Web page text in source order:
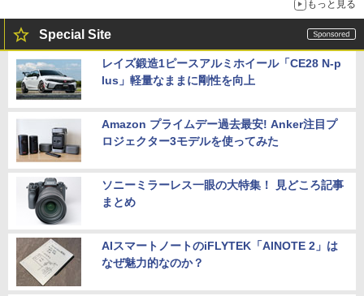
もっと見る
Special Site
レイズ鍛造1ピースアルミホイール「CE28 N-p
lus」軽量なままに剛性を向上
Amazon プライムデー過去最安! Anker注目プ
ロジェクター3モデルを使ってみた
ソニーミラーレス一眼の大特集！ 見どころ記事
まとめ
AIスマートノートのiFLYTEK「AINOTE 2」は
なぜ魅力的なのか？